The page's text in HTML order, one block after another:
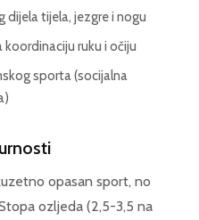
dijela tijela, jezgre i nogu
ruku i očiju
sporta (socijalna
opasan sport, no
ozljeda (2,5-3,5 na